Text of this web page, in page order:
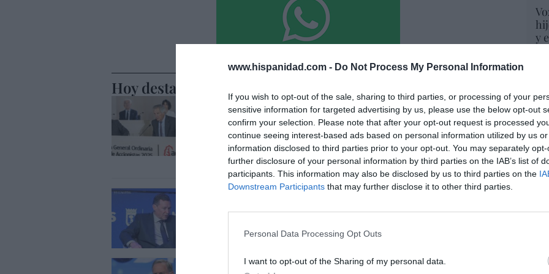
www.hispanidad.com - Do Not Process My Personal Information
If you wish to opt-out of the sale, sharing to third parties, or processing of your
sensitive information for targeted advertising by us, please use the below opt-out
confirm your selection. Please note that after your opt-out request is processed
continue seeing interest-based ads based on personal information utilized by us
information disclosed to third parties prior to your opt-out. You may separately
further disclosure of your personal information by third parties on the IAB’s list of
participants. This information may also be disclosed by us to third parties on the
Downstream Participants that may further disclose it to other third parties.
Personal Data Processing Opt Outs
I want to opt-out of the Sharing of my personal data.
Hoy destacamos
ECONOMÍA
El divorcio imposible de los Entrecanales: deuda al
alza, cotización a la baja y reputación en
entredicho
Cristina Martín 07/08/26 15:51
ECONOMÍA
Indra. Hispasat se hace con un proyecto IRIS-2 de
ECONOMÍA
y